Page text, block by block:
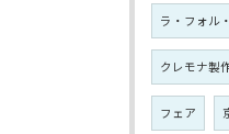
ラ・フォル
クレモナ製
フェア